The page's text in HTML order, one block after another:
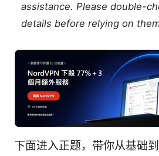
assistance. Please double-
details before relying on
下面进入正题，带你从基础